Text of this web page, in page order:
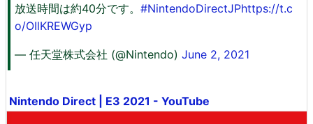
放送時間は約40分です。 #NintendoDirectJPhttps://t.c
o/OIlKREWGyp
— 任天堂株式会社 (@Nintendo) June 2, 2021
Nintendo Direct | E3 2021 - YouTube